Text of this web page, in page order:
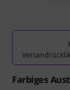
Farbiges